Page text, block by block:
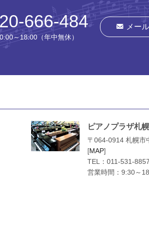
666-484
～18:00（年中無休）
メー
ピアノプラザ札
〒064-0914 札幌市
[MAP]
TEL： 011-531-8857
営業時間：9:30～